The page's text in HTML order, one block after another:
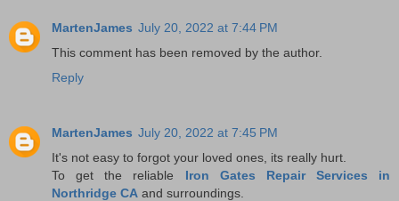
MartenJames July 20, 2022 at 7:44 PM
This comment has been removed by the author.
Reply
MartenJames July 20, 2022 at 7:45 PM
It's not easy to forgot your loved ones, its really hurt.
To get the reliable Iron Gates Repair Services in
Northridge CA and surroundings.